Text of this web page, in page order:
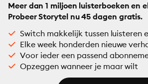
Meer dan 1 miljoen luisterboeken en
Probeer Storytel nu 45 dagen gratis.
Switch makkelijk tussen luisteren
Elke week honderden nieuwe
Voor ieder een passend
Opzeggen wanneer je maar wilt